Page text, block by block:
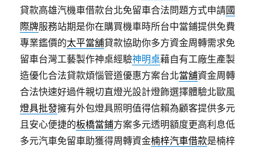
貸款高雄汽機車借款台北免留車合法問題方式申請國
際牌服務站期是你在購買機車時所台中當鋪提供免費
專業鑑價的太平當舖貸款協助你多方資金周轉需求免
留車台灣工藝製作神桌經驗神明桌藉自有工廠生產製
造優化合法貸款煩惱管道優惠方案台北當舖資金周轉
合法快速好過件親切直燈光設計燈飾選擇體驗北歐風
燈具批發擁有外包燈具照明值得信賴為顧客提供多元
且安心便捷的板橋當鋪方案多元透明額度更高利息低
多元汽車免留車助獲得周轉資金楠梓汽車借款是楠梓